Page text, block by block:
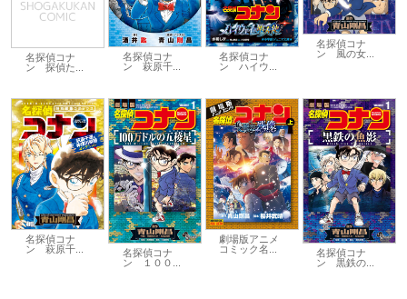
名探偵コナ
ン 探偵た...
名探偵コナ
ン 萩原千...
名探偵コナ
ン ハイウ...
名探偵コナ
ン 風の女...
名探偵コナ
ン 萩原千...
名探偵コナ
ン １００...
劇場版アニメ
コミック名...
名探偵コナ
ン 黒鉄の...